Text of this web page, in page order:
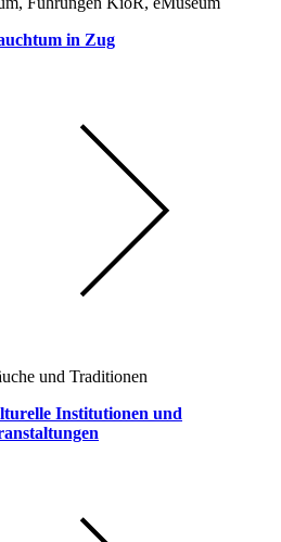
in Zug
und Traditionen
Institutionen und